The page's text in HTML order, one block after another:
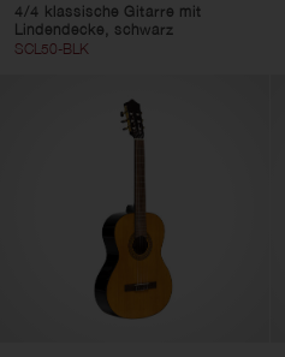
4/4 klassische Gitarre mit
Lindendecke, schwarz
SCL50-BLK